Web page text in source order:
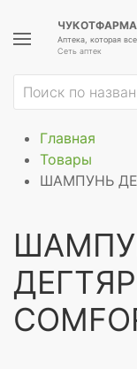
Аптека, которая
Сеть аптек
Главная
Товары
ШАМПУНЬ